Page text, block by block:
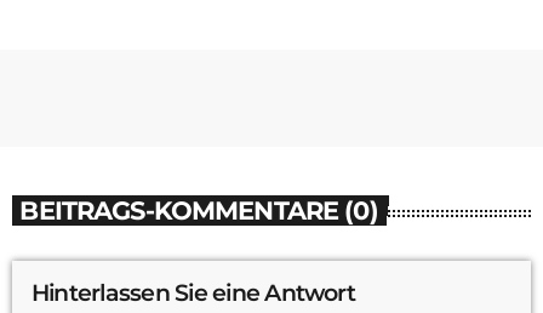
BEITRAGS-KOMMENTARE (0)
Hinterlassen Sie eine Antwort